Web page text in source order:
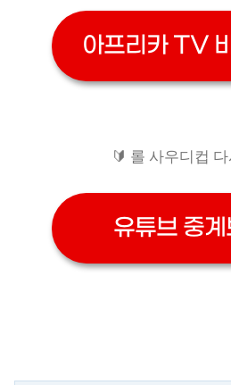
아프리카 TV
🔰 롤 사우디컵
유튜브 중계